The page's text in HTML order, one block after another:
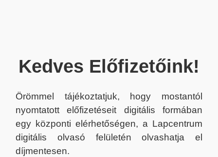
Kedves Előfizetőink!
Örömmel tájékoztatjuk, hogy mostantól
nyomtatott előfizetéseit digitális formában
egy központi elérhetőségen, a Lapcentrum
digitális olvasó felületén olvashatja el
díjmentesen.